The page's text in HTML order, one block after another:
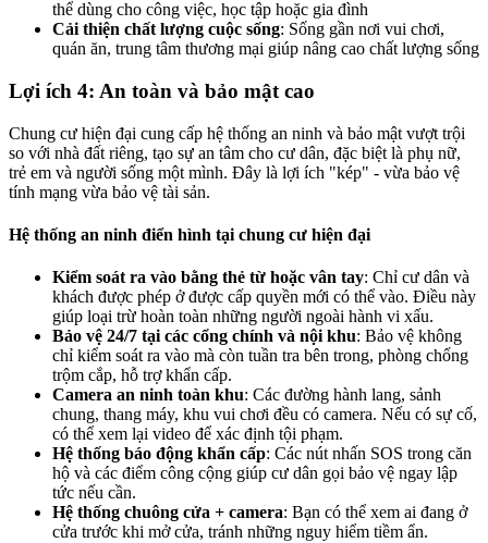
thể dùng cho công việc, học tập hoặc gia đình
Cải thiện chất lượng cuộc sống: Sống gần nơi vui chơi,
quán ăn, trung tâm thương mại giúp nâng cao chất lượng sống
Lợi ích 4: An toàn và bảo mật cao
Chung cư hiện đại cung cấp hệ thống an ninh và bảo mật vượt trội
so với nhà đất riêng, tạo sự an tâm cho cư dân, đặc biệt là phụ nữ,
trẻ em và người sống một mình. Đây là lợi ích "kép" - vừa bảo vệ
tính mạng vừa bảo vệ tài sản.
Hệ thống an ninh điển hình tại chung cư hiện đại
Kiểm soát ra vào bằng thẻ từ hoặc vân tay: Chỉ cư dân và
khách được phép ở được cấp quyền mới có thể vào. Điều này
giúp loại trừ hoàn toàn những người ngoài hành vi xấu.
Bảo vệ 24/7 tại các cổng chính và nội khu: Bảo vệ không
chỉ kiểm soát ra vào mà còn tuần tra bên trong, phòng chống
trộm cắp, hỗ trợ khẩn cấp.
Camera an ninh toàn khu: Các đường hành lang, sảnh
chung, thang máy, khu vui chơi đều có camera. Nếu có sự cố,
có thể xem lại video để xác định tội phạm.
Hệ thống báo động khẩn cấp: Các nút nhấn SOS trong căn
hộ và các điểm công cộng giúp cư dân gọi bảo vệ ngay lập
tức nếu cần.
Hệ thống chuông cửa + camera: Bạn có thể xem ai đang ở
cửa trước khi mở cửa, tránh những nguy hiểm tiềm ẩn.